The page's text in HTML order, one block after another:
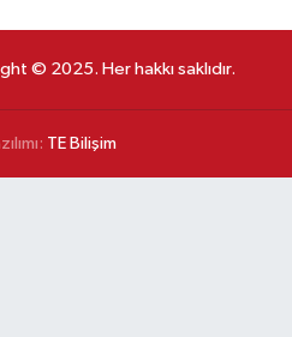
© 2025. Her hakkı saklıdır.
TE Bilişim